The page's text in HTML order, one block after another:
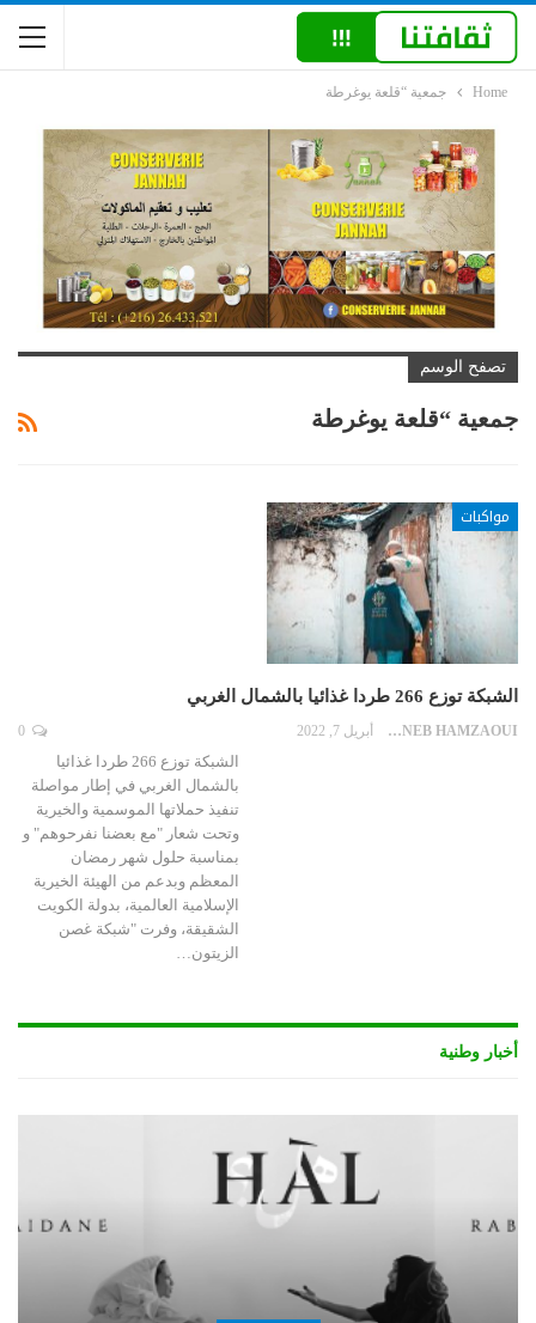
Home جمعية “قلعة يوغرطة
تصفح الوسم
جمعية “قلعة يوغرطة
مواكبات
الشبكة توزع 266 طردا غذائيا بالشمال الغربي
ZAYNEB HAMZAOUI أبريل 7, 2022
الشبكة توزع 266 طردا غذائيا
بالشمال الغربي في إطار مواصلة
تنفيذ حملاتها الموسمية والخيرية
وتحت شعار "مع بعضنا نفرحوهم" و
بمناسبة حلول شهر رمضان
المعظم وبدعم من الهيئة الخيرية
الإسلامية العالمية، بدولة الكويت
الشقيقة، وفرت "شبكة غصن
الزيتون…
أخبار وطنية